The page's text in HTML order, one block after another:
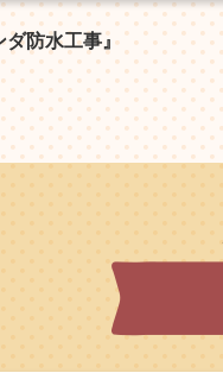
防水工事』